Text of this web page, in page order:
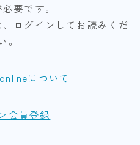
要です。
ログインしてお読みくだ
。
について
会員登録